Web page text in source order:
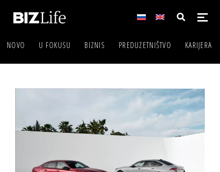
NOVO U FOKUSU BIZNIS PREDUZETNIŠTVO KARIJERA